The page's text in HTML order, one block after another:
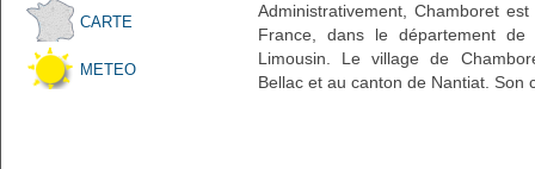
CARTE
METEO
Administrativement, Chamboret
France, dans le département
Limousin. Le village de
Bellac et au canton de Nantiat. Son